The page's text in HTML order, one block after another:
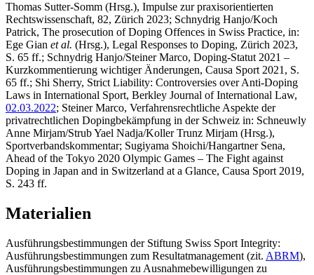
Thomas Sutter-Somm (Hrsg.), Impulse zur praxisorientierten
Rechtswissenschaft, 82, Zürich 2023; Schnydrig Hanjo/Koch
Patrick, The prosecution of Doping Offences in Swiss Practice, in:
Ege Gian et al. (Hrsg.), Legal Responses to Doping, Zürich 2023,
S. 65 ff.; Schnydrig Hanjo/Steiner Marco, Doping-Statut 2021 –
Kurzkommentierung wichtiger Änderungen, Causa Sport 2021, S.
65 ff.; Shi Sherry, Strict Liability: Controversies over Anti-Doping
Laws in International Sport, Berkley Journal of International Law,
02.03.2022; Steiner Marco, Verfahrensrechtliche Aspekte der
privatrechtlichen Dopingbekämpfung in der Schweiz in: Schneuwly
Anne Mirjam/Strub Yael Nadja/Koller Trunz Mirjam (Hrsg.),
Sportverbandskommentar; Sugiyama Shoichi/Hangartner Sena,
Ahead of the Tokyo 2020 Olympic Games – The Fight against
Doping in Japan and in Switzerland at a Glance, Causa Sport 2019,
S. 243 ff.
Materialien
Ausführungsbestimmungen der Stiftung Swiss Sport Integrity:
Ausführungsbestimmungen zum Resultatmanagement (zit. ABRM),
Ausführungsbestimmungen zu Ausnahmebewilligungen zu